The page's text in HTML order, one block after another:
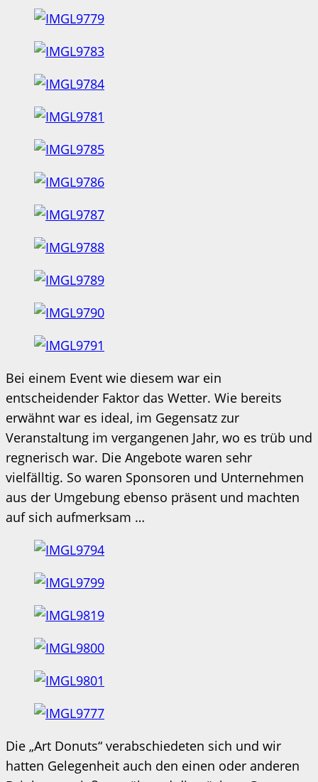
Bei einem Event wie diesem war ein
entscheidender Faktor das Wetter. Wie bereits
erwähnt war es ideal, im Gegensatz zur
Veranstaltung im vergangenen Jahr, wo es trüb und
regnerisch war. Die Angebote waren sehr
vielfälltig. So waren Sponsoren und Unternehmen
aus der Umgebung ebenso präsent und machten
auf sich aufmerksam …
Die „Art Donuts“ verabschiedeten sich und wir
hatten Gelegenheit auch den einen oder anderen